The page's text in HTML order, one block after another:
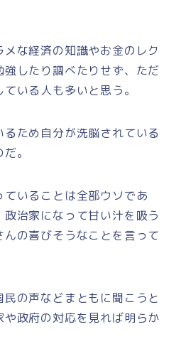
な経済の知識やお金のレク
したり調べたりせず、ただ
いる人も多いと思う。
ため自分が洗脳されている
。
いることは全部ウソであ
治家になって甘い汁を吸う
の喜びそうなことを言って
の声などまともに聞こうと
政府の対応を見れば明らか